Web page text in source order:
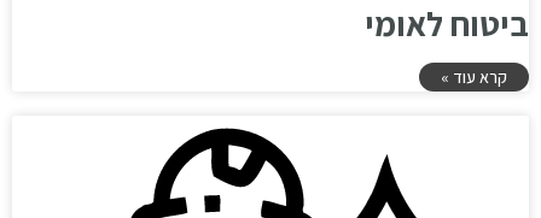
ביטוח לאומי
קרא עוד »